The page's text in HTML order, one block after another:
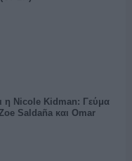
η Nicole Kidman: Γεύμα
Saldaña και Omar